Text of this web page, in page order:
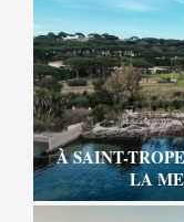
À SAINT-
LA